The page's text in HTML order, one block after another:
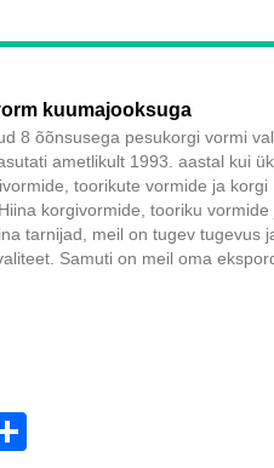
kuumajooksuga
8 õõnsusega pesukorgi vormi
ametlikult 1993. aastal kui
toorikute vormide ja korgi
korgivormide, tooriku vormide
tarnijad, meil on tugev tugevus
Samuti on meil oma
Share